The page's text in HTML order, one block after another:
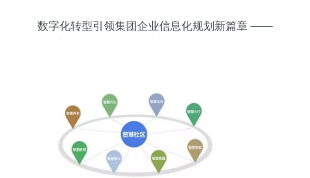
数字化转型引领集团企业信息化规划新篇章 ——